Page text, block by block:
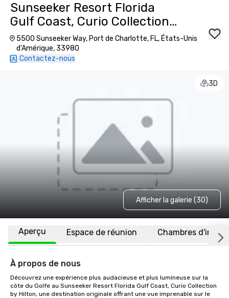
Sunseeker Resort Florida
Gulf Coast, Curio Collection
by Hilton
5500 Sunseeker Way, Port de Charlotte, FL, États-Unis
d'Amérique, 33980
Contactez-nous
3D
Afficher la galerie (30)
Aperçu Espace de réunion Chambres
À propos de nous
Découvrez une expérience plus audacieuse et plus lumineuse sur la
côte du Golfe au Sunseeker Resort Florida Gulf Coast, Curio Collection
by Hilton, une destination originale offrant une vue imprenable sur le